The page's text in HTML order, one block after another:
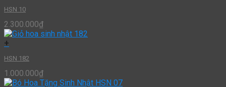
HSN 10
2.300.000₫
+
HSN 182
1.000.000₫